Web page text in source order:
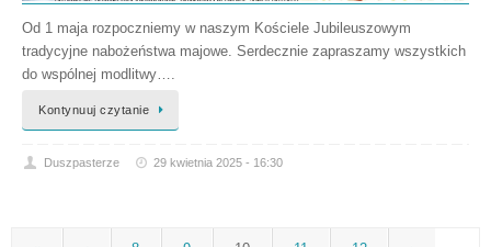
Od 1 maja rozpoczniemy w naszym Kościele Jubileuszowym
tradycyjne nabożeństwa majowe. Serdecznie zapraszamy wszystkich
do wspólnej modlitwy….
Kontynuuj czytanie
Duszpasterze 29 kwietnia 2025 - 16:30